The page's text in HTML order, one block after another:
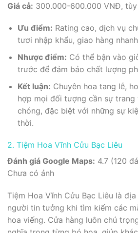
Giá cả: 300.000-600.000 VNĐ,
Ưu điểm: Rating cao, dịch vụ
tươi nhập khẩu, giao hàng
Nhược điểm: Có thể bận vào
trước để đảm bảo chất lượng
Kết luận: Chuyên hoa tang lễ,
hợp mọi đối tượng cần sự trang
chóng, đặc biệt với những sự
thời.
2. Tiệm Hoa Vĩnh Cửu Bạc Liêu
Đánh giá Google Maps: 4.7 (120
Chưa có ảnh
Tiệm Hoa Vĩnh Cửu Bạc Liêu là
người tin tưởng khi tìm kiếm các
hoa viếng. Cửa hàng luôn chú